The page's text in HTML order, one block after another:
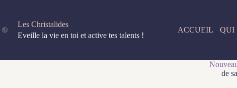
contenuLes Christalides
Eveille la vie en toi et active tes talents !
ACCUEIL QUI
de